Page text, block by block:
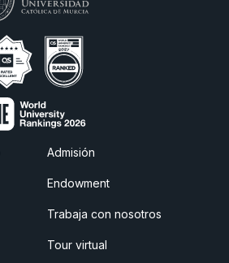
Admisión
Endowment
Trabaja con nosotros
Tour virtual